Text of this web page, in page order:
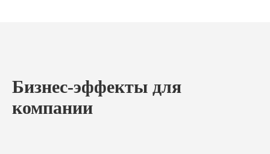
Бизнес-эффекты для
компании